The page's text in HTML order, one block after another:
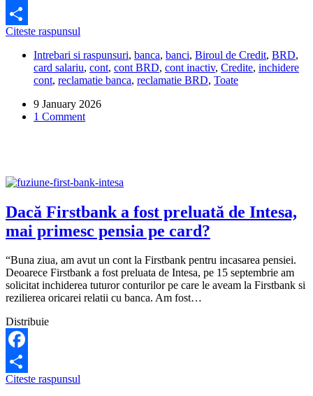
Facebook
Share
Citeste raspunsul
mi-
a
închis
și
m-
platnici.
pot
să
fac?
Intrebari si raspunsuri, banca, banci, Biroul de Credit, BRD,
card salariu, cont, cont BRD, cont inactiv, Credite, inchidere
cont, reclamatie banca, reclamatie BRD, Toate
9 January 2026
1 Comment
Dacă Firstbank a fost preluată de Intesa,
mai primesc pensia pe card?
“Buna ziua, am avut un cont la Firstbank pentru incasarea pensiei.
Deoarece Firstbank a fost preluata de Intesa, pe 15 septembrie am
solicitat inchiderea tuturor conturilor pe care le aveam la Firstbank si
rezilierea oricarei relatii cu banca. Am fost…
Distribuie
Facebook
Share
Citeste raspunsul